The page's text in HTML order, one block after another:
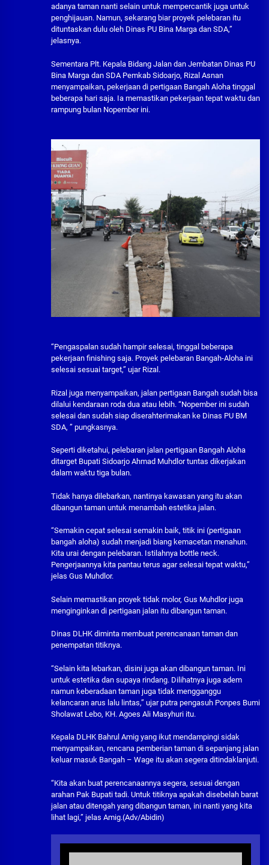
adanya taman nanti selain untuk mempercantik juga untuk
penghijauan. Namun, sekarang biar proyek pelebaran itu
dituntaskan dulu oleh Dinas PU Bina Marga dan SDA,”
jelasnya.
Sementara Plt. Kepala Bidang Jalan dan Jembatan Dinas PU
Bina Marga dan SDA Pemkab Sidoarjo, Rizal Asnan
menyampaikan, pekerjaan di pertigaan Bangah Aloha tinggal
beberapa hari saja. Ia memastikan pekerjaan tepat waktu dan
rampung bulan Nopember ini.
“Pengaspalan sudah hampir selesai, tinggal beberapa
pekerjaan finishing saja. Proyek pelebaran Bangah-Aloha ini
selesai sesuai target,” ujar Rizal.
Rizal juga menyampaikan, jalan pertigaan Bangah sudah bisa
dilalui kendaraan roda dua atau lebih. “Nopember ini sudah
selesai dan sudah siap diserahterimakan ke Dinas PU BM
SDA, ” pungkasnya.
Seperti diketahui, pelebaran jalan pertigaan Bangah Aloha
ditarget Bupati Sidoarjo Ahmad Muhdlor tuntas dikerjakan
dalam waktu tiga bulan.
Tidak hanya dilebarkan, nantinya kawasan yang itu akan
dibangun taman untuk menambah estetika jalan.
“Semakin cepat selesai semakin baik, titik ini (pertigaan
bangah aloha) sudah menjadi biang kemacetan menahun.
Kita urai dengan pelebaran. Istilahnya bottle neck.
Pengerjaannya kita pantau terus agar selesai tepat waktu,”
jelas Gus Muhdlor.
Selain memastikan proyek tidak molor, Gus Muhdlor juga
menginginkan di pertigaan jalan itu dibangun taman.
Dinas DLHK diminta membuat perencanaan taman dan
penempatan titiknya.
“Selain kita lebarkan, disini juga akan dibangun taman. Ini
untuk estetika dan supaya rindang. Dilihatnya juga adem
namun keberadaan taman juga tidak mengganggu
kelancaran arus lalu lintas,” ujar putra pengasuh Ponpes Bumi
Sholawat Lebo, KH. Agoes Ali Masyhuri itu.
Kepala DLHK Bahrul Amig yang ikut mendampingi sidak
menyampaikan, rencana pemberian taman di sepanjang jalan
keluar masuk Bangah – Wage itu akan segera ditindaklanjuti.
“Kita akan buat perencanaannya segera, sesuai dengan
arahan Pak Bupati tadi. Untuk titiknya apakah disebelah barat
jalan atau ditengah yang dibangun taman, ini nanti yang kita
lihat lagi,” jelas Amig.(Adv/Abidin)